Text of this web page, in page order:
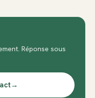
Réponse sous
→